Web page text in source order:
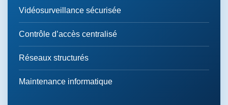
Vidéosurveillance sécurisée
Contrôle d’accès centralisé
Réseaux structurés
Maintenance informatique